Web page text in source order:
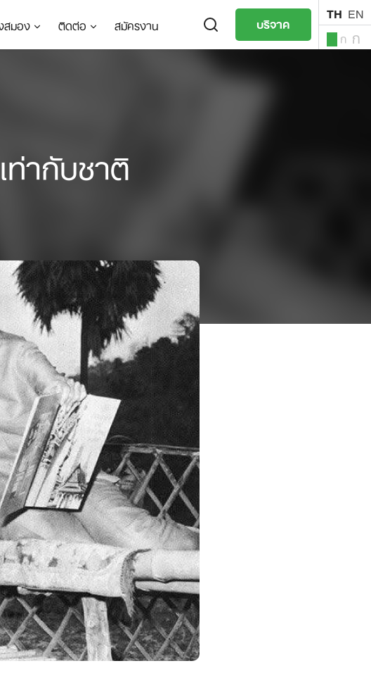
มอง ติดต่อ สมัครงาน บริจาค TH EN
ก ก
ากับชาติ